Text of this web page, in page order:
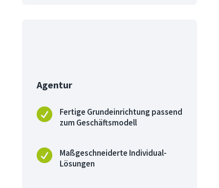
Agentur

Fertige Grundeinrichtung passend
zum Geschäftsmodell

Maßgeschneiderte Individual-
Lösungen